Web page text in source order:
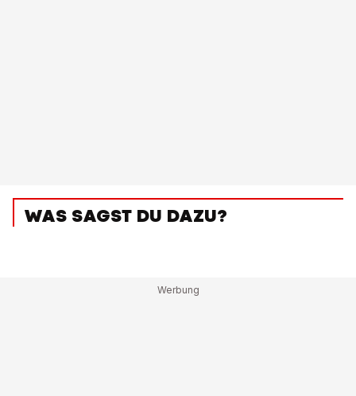
WAS SAGST DU DAZU?